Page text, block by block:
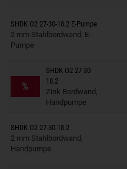
SHDK O2 27-30-18.2 E-Pumpe
2 mm Stahlbordwand, E-
Pumpe
Anhänger auf
%
SHDK O2 27-30-
18.2
Zink Bordwand,
Handpumpe
Anhänger auf
SHDK O2 27-30-18.2
2 mm Stahlbordwand,
Handpumpe
Anhänger auf